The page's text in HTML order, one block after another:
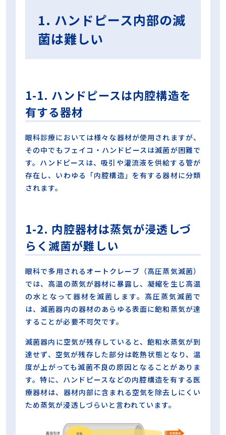
1. ハンドピース内部の滅
菌は難しい
1-1. ハンドピースは内腔構造を
有する器材
眼科診療においては様々な器材が使用されますが、
その中でもフェイコ・ハンドピースは滅菌が困難で
す。ハンドピースは、吸引や灌流液を供給する管が
存在し、いわゆる「内腔構造」を有する器材に分類
されます。
1-2. 内腔器材は蒸気が浸透しづ
らく滅菌が難しい
眼科で多用されるオートクレーブ（高圧蒸気滅菌）
では、高温の蒸気が器材に暴露し、凝縮を生じ高温
の水となって器材を滅菌します。高圧蒸気滅菌で
は、滅菌器内の器材のあらゆる表面に飽和蒸気が達
することが必要不可欠です。
滅菌器内に空気が残存していると、飽和水蒸気が到
達せず、空気が残存した部分は乾熱状態となり、温
度が上がっても滅菌不良の原因となることがありま
す。特に、ハンドピースなどの内腔構造を有する医
療器材は、器材内部に含まれる空気を除去しにくい
ため蒸気が浸透しづらいと言われています。